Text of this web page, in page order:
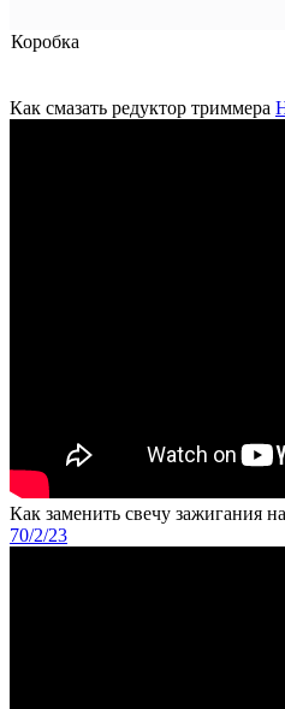
Коробка
Как смазать редуктор триммера
Как заменить свечу зажигания
70/2/23